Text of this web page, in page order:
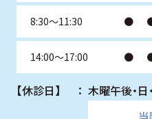
8:30～11:30 ●
14:00～17:00 ●
【休診日】
木曜午後・日